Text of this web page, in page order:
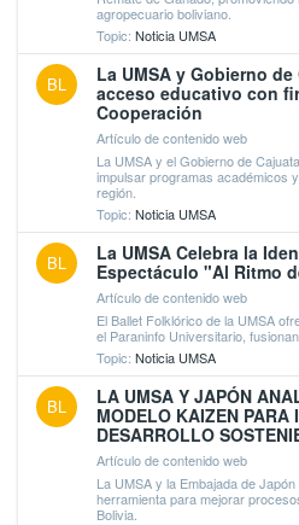
agropecuario boliviano.
Topic: Noticia UMSA
BL
La UMSA y Gobierno
acceso educativo con
Cooperación
Artículo de contenido web
La UMSA y el Gobierno de
impulsar programas académicos
región.
Topic: Noticia UMSA
BL
La UMSA Celebra la
Espectáculo "Al Ritmo
Artículo de contenido web
El Ballet Folklórico de la UMSA
el Paraninfo Universitario,
Topic: Noticia UMSA
BL
LA UMSA Y JAPÓN
MODELO KAIZEN PARA
DESARROLLO
Artículo de contenido web
La UMSA y la Embajada de
herramienta para mejorar
Bolivia.